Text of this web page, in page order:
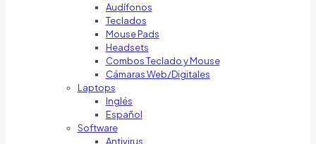
Audífonos
Teclados
Mouse Pads
Headsets
Combos Teclado y Mouse
Cámaras Web/Digitales
Laptops
Inglés
Español
Software
Antivirus